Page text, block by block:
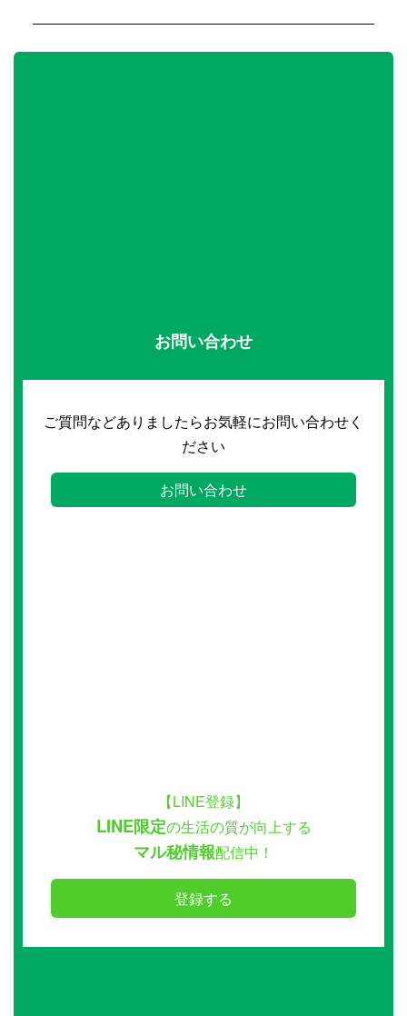
お問い合わせ
ご質問などありましたらお気軽にお問い合わせく
ださい
お問い合わせ
【LINE登録】
LINE限定の生活の質が向上する
マル秘情報配信中！
登録する